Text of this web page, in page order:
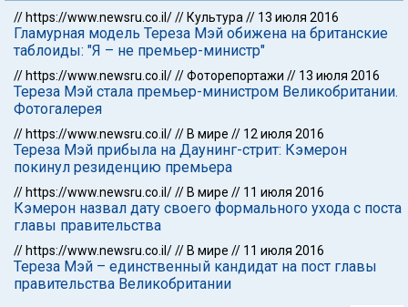
// https://www.newsru.co.il/// Культура // 13 июля 2016
Гламурная модель Тереза Мэй обижена на британские
таблоиды: "Я – не премьер-министр"
// https://www.newsru.co.il///Фоторепортажи // 13 июля 2016
Тереза Мэй стала премьер-министром Великобритании.
Фотогалерея
// https://www.newsru.co.il/// В мире // 12 июля 2016
Тереза Мэй прибыла на Даунинг-стрит: Кэмерон
покинул резиденцию премьера
// https://www.newsru.co.il/// В мире // 11 июля 2016
Кэмерон назвал дату своего формального ухода с поста
главы правительства
// https://www.newsru.co.il/// В мире // 11 июля 2016
Тереза Мэй – единственный кандидат на пост главы
правительства Великобритании